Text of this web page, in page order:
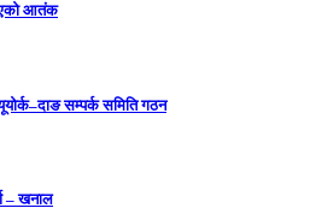
आतंक
सम्पर्क समिति गठन
– खनाल